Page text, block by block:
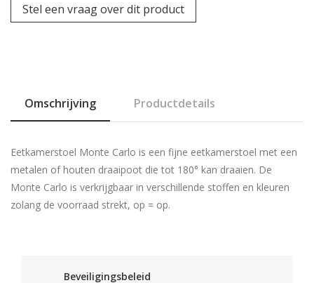
Stel een vraag over dit product
Omschrijving Productdetails
Eetkamerstoel Monte Carlo is een fijne eetkamerstoel met een
metalen of houten draaipoot die tot 180° kan draaien. De
Monte Carlo is verkrijgbaar in verschillende stoffen en kleuren
zolang de voorraad strekt, op = op.
Beveiligingsbeleid